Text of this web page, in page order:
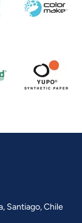
Santiago, Chile